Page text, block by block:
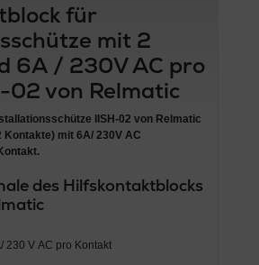
für
mit 2
6A / 230V AC pro
02 von Relmatic
IISH-02 von Relmatic
mit 6A/ 230V AC
des Hilfskontaktblocks
230 V AC pro Kontakt